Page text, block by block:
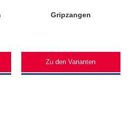
Gripzangen
Zu den Varianten